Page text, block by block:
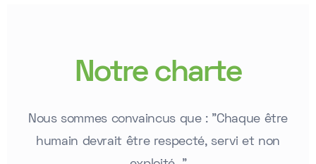
Notre charte
Nous sommes convaincus que : "Chaque être
humain devrait être respecté, servi et non